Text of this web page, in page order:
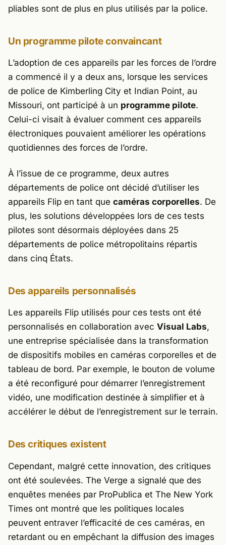
pliables sont de plus en plus utilisés par la police.
Un programme pilote convaincant
L’adoption de ces appareils par les forces de l’ordre
a commencé il y a deux ans, lorsque les services
de police de Kimberling City et Indian Point, au
Missouri, ont participé à un programme pilote.
Celui-ci visait à évaluer comment ces appareils
électroniques pouvaient améliorer les opérations
quotidiennes des forces de l’ordre.
À l’issue de ce programme, deux autres
départements de police ont décidé d’utiliser les
appareils Flip en tant que caméras corporelles. De
plus, les solutions développées lors de ces tests
pilotes sont désormais déployées dans 25
départements de police métropolitains répartis
dans cinq États.
Des appareils personnalisés
Les appareils Flip utilisés pour ces tests ont été
personnalisés en collaboration avec Visual Labs,
une entreprise spécialisée dans la transformation
de dispositifs mobiles en caméras corporelles et de
tableau de bord. Par exemple, le bouton de volume
a été reconfiguré pour démarrer l’enregistrement
vidéo, une modification destinée à simplifier et à
accélérer le début de l’enregistrement sur le terrain.
Des critiques existent
Cependant, malgré cette innovation, des critiques
ont été soulevées. The Verge a signalé que des
enquêtes menées par ProPublica et The New York
Times ont montré que les politiques locales
peuvent entraver l’efficacité de ces caméras, en
retardant ou en empêchant la diffusion des images